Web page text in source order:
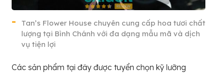
Tan’s Flower House chuyên cung cấp hoa tươi chất
lượng tại Bình Chánh với đa dạng mẫu mã và dịch
vụ tiện lợi
Các sản phẩm tại đây được tuyển chọn kỹ lưỡng